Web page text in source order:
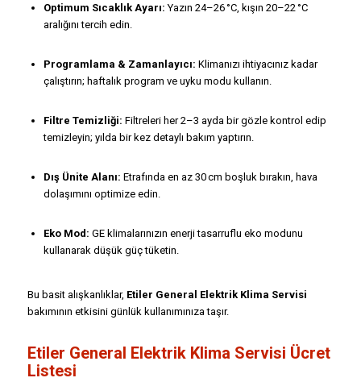
Optimum Sıcaklık Ayarı: Yazın 24–26 °C, kışın 20–22 °C
aralığını tercih edin.
Programlama & Zamanlayıcı: Klimanızı ihtiyacınız kadar
çalıştırın; haftalık program ve uyku modu kullanın.
Filtre Temizliği: Filtreleri her 2–3 ayda bir gözle kontrol edip
temizleyin; yılda bir kez detaylı bakım yaptırın.
Dış Ünite Alanı: Etrafında en az 30 cm boşluk bırakın, hava
dolaşımını optimize edin.
Eko Mod: GE klimalarınızın enerji tasarruflu eko modunu
kullanarak düşük güç tüketin.
Bu basit alışkanlıklar, Etiler General Elektrik Klima Servisi
bakımının etkisini günlük kullanımınıza taşır.
Etiler General Elektrik Klima Servisi Ücret
Listesi